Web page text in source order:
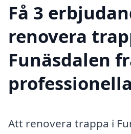
Få 3
renovera
Funäsdalen
Att renovera trappa i